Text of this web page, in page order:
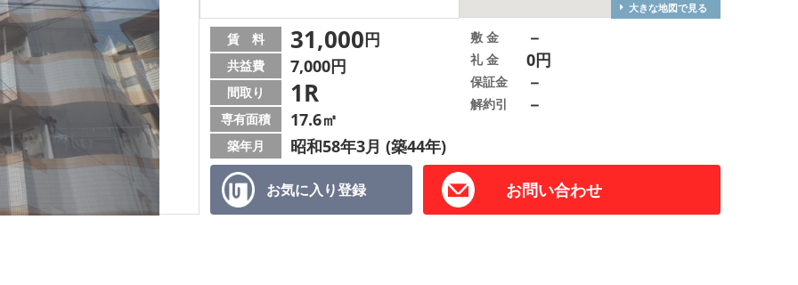
大きな地図で見る
お気に入り登録 お問い合わせ
賃 料 31,000円
共益費 7,000円
間取り 1R
専有面積 17.6㎡
築年月 昭和58年3月 (築44年)
敷 金 －
礼 金 0円
保証金 －
解約引 －